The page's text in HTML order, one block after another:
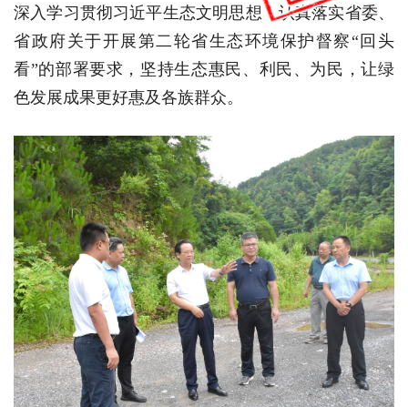
深入学习贯彻习近平生态文明思想，认真落实省委、
省政府关于开展第二轮省生态环境保护督察“回头
看”的部署要求，坚持生态惠民、利民、为民，让绿
色发展成果更好惠及各族群众。